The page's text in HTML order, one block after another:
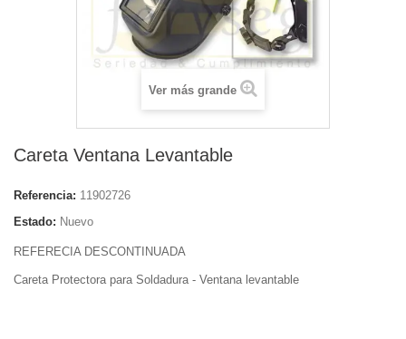
Ver más grande
Careta Ventana Levantable
Referencia: 11902726
Estado: Nuevo
REFERECIA DESCONTINUADA
Careta Protectora para Soldadura - Ventana levantable